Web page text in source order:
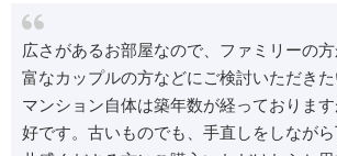
広さがあるお部屋なので、ファミリーの
富なカップルの方などにご検討いただきた
マンション自体は築年数が経っておりま
好です。古いものでも、手直しをしなが